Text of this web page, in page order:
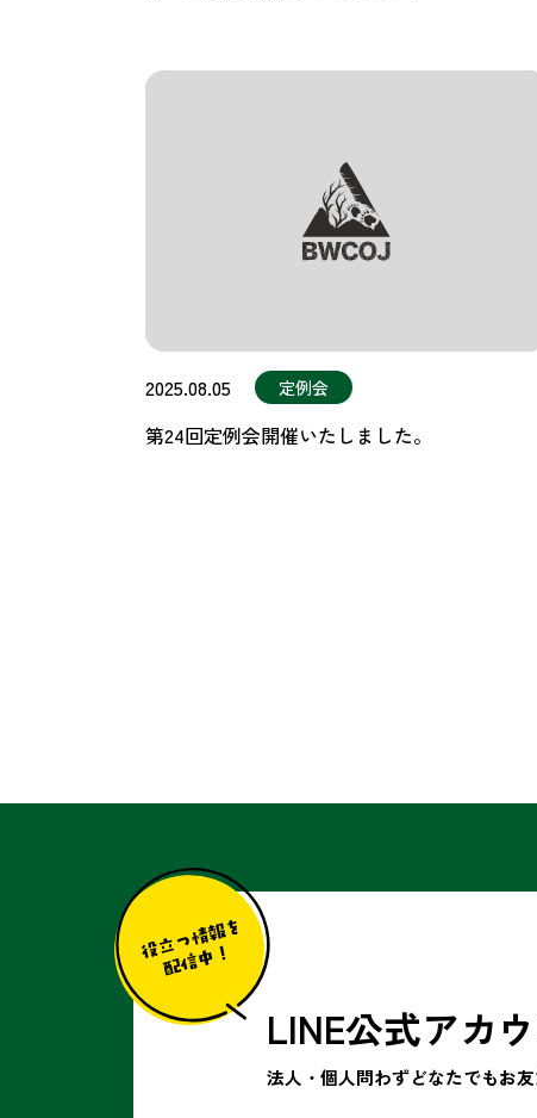
2025.08.05 定例会
第24回定例会開催いたしました。
LINE公式アカ
法人・個人問わずどなたでもお